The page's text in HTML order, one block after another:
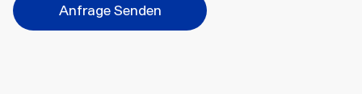
Anfrage Senden